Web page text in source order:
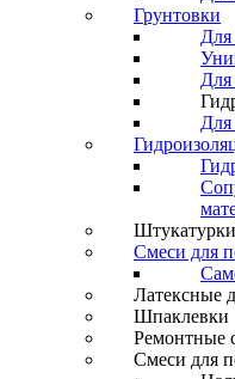
Грунтовки
Для
Для
Для
Штукатурки
Смеси для
Латексные
Шпаклевки
Ремонтные
Смеси для